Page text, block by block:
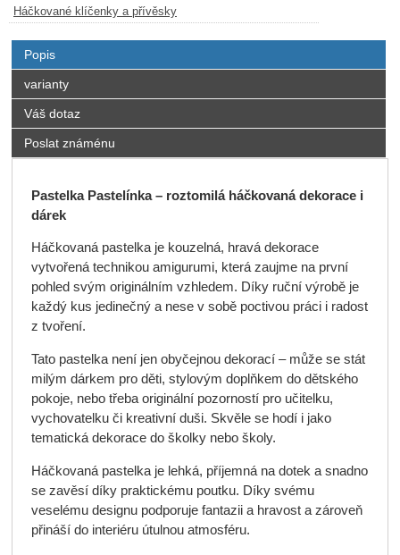
Háčkované klíčenky a přívěsky
Popis
varianty
Váš dotaz
Poslat známénu
Pastelka Pastelínka – roztomilá háčkovaná dekorace i
dárek
Háčkovaná pastelka je kouzelná, hravá dekorace
vytvořená technikou amigurumi, která zaujme na první
pohled svým originálním vzhledem. Díky ruční výrobě je
každý kus jedinečný a nese v sobě poctivou práci i radost
z tvoření.
Tato pastelka není jen obyčejnou dekorací – může se stát
milým dárkem pro děti, stylovým doplňkem do dětského
pokoje, nebo třeba originální pozorností pro učitelku,
vychovatelku či kreativní duši. Skvěle se hodí i jako
tematická dekorace do školky nebo školy.
Háčkovaná pastelka je lehká, příjemná na dotek a snadno
se zavěsí díky praktickému poutku. Díky svému
veselému designu podporuje fantazii a hravost a zároveň
přináší do interiéru útulnou atmosféru.